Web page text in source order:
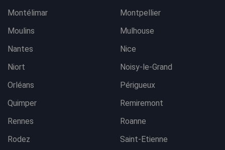
Montélimar
Montpellier
Moulins
Mulhouse
Nantes
Nice
Niort
Noisy-le-Grand
Orléans
Périgueux
Quimper
Remiremont
Rennes
Roanne
Rodez
Saint-Etienne